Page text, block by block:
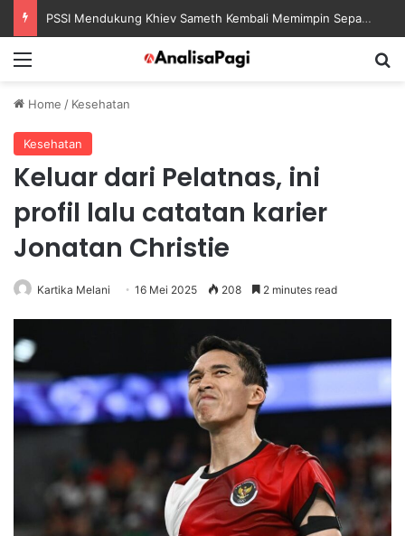
PSSI Mendukung Khiev Sameth Kembali Memimpin Sepak Bola Asia Tenggara
Home / Kesehatan
Kesehatan
Keluar dari Pelatnas, ini
profil lalu catatan karier
Jonatan Christie
Kartika Melani 16 Mei 2025 208 2 minutes read